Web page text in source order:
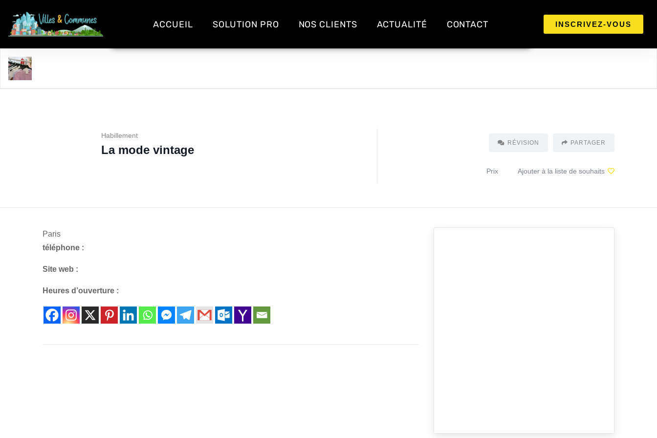
ACCUEIL SOLUTION PRO NOS CLIENTS ACTUALITÉ CONTACT INSCRIVEZ-VOUS
Habillement
La mode vintage
RÉVISION PARTAGER
Prix Ajouter à la liste de souhaits
Paris
téléphone :
Site web :
Heures d’ouverture :